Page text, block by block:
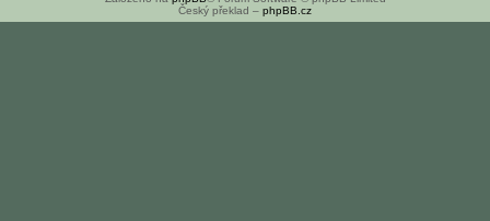
Český překlad – phpBB.cz